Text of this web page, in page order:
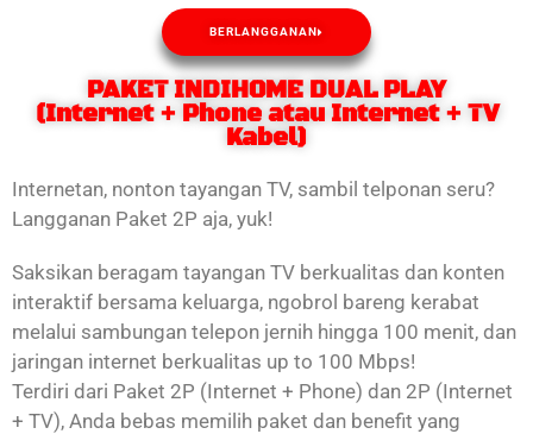
BERLANGGANAN
PAKET INDIHOME DUAL PLAY
(Internet + Phone atau Internet + TV
Kabel)
Internetan, nonton tayangan TV, sambil telponan seru?
Langganan Paket 2P aja, yuk!
Saksikan beragam tayangan TV berkualitas dan konten
interaktif bersama keluarga, ngobrol bareng kerabat
melalui sambungan telepon jernih hingga 100 menit, dan
jaringan internet berkualitas up to 100 Mbps!
Terdiri dari Paket 2P (Internet + Phone) dan 2P (Internet
+ TV), Anda bebas memilih paket dan benefit yang